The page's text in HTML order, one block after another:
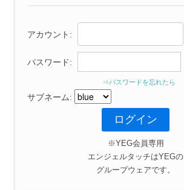
アカウント:
パスワード:
⇒パスワードを忘れたら
サブネーム:
※YEG会員専用
エンジェルタッチはYEGの
グループウェアです。